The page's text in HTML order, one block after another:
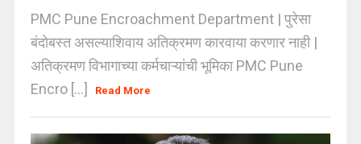
PMC Pune Encroachment Department | पुरेसा
बंदोबस्त असल्याशिवाय अतिक्रमण कारवाया करणार नाही |
अतिक्रमण विभागाच्या कर्मचाऱ्यांची भूमिका PMC Pune
Encro [...]
Read More